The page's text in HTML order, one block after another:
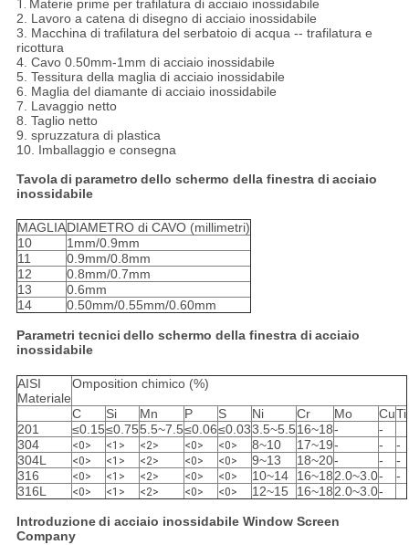
1. Materie prime per trafilatura di acciaio inossidabile
2. Lavoro a catena di disegno di acciaio inossidabile
3. Macchina di trafilatura del serbatoio di acqua -- trafilatura e
ricottura
4. Cavo 0.50mm-1mm di acciaio inossidabile
5. Tessitura della maglia di acciaio inossidabile
6. Maglia del diamante di acciaio inossidabile
7. Lavaggio netto
8. Taglio netto
9. spruzzatura di plastica
10. Imballaggio e consegna
Tavoladi parametro dello schermo della finestra di acciaio
inossidabile
MAGLIADIAMETRO di CAVO (millimetri)
10
1mm/0.9mm
11
0.9mm/0.8mm
12
0.8mm/0.7mm
13
0.6mm
14
0.50mm/0.55mm/0.60mm
Parametri tecnici dello schermo della finestra di acciaio
inossidabile
AISI
Materiale
Omposition chimico (%)
C Si Mn P S Ni Cr Mo CuTi
201
≤0.15≤0.755.5~7.5≤0.06≤0.033.5~5.516~18-
-
304
<0> <1> <2> <0> <0> 8~10 17~19- -
-
304L
<0> <1> <2> <0> <0> 9~13 18~20- -
-
316
<0> <1> <2> <0> <0> 10~14 16~182.0~3.0-
-
316L
<0> <1> <2> <0> <0> 12~15 16~182.0~3.0-
Introduzionedi acciaio inossidabile Window Screen
Company